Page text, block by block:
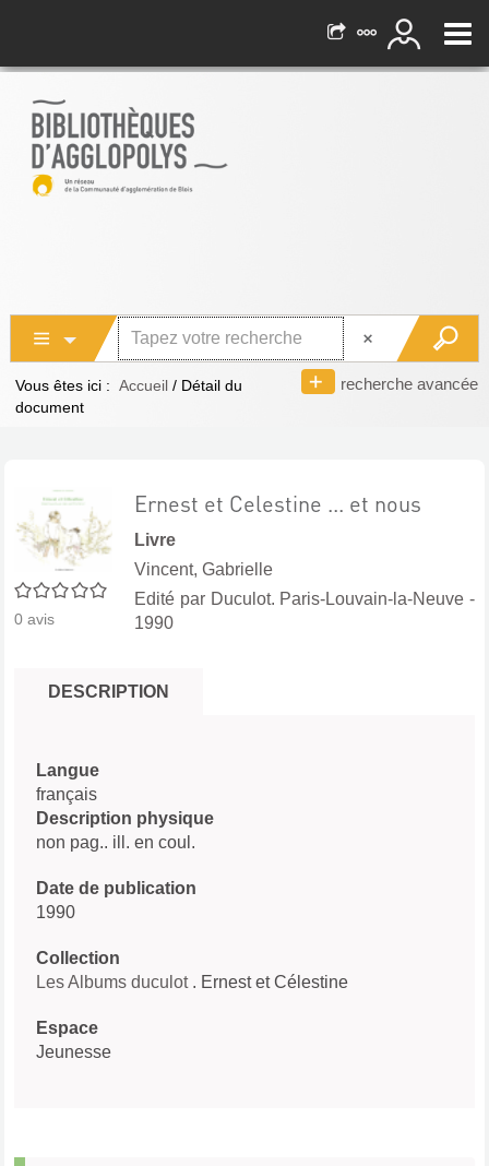
recherche avancée
Vous êtes ici : Accueil / Détail du
document
0/5
0 avis
Ernest et Celestine ... et nous
Livre
Vincent, Gabrielle
Edité par Duculot. Paris-Louvain-la-Neuve -
1990
DESCRIPTION
Langue
français
Description physique
non pag.. ill. en coul.
Date de publication
1990
Collection
Les Albums duculot . Ernest et Célestine
Espace
Jeunesse